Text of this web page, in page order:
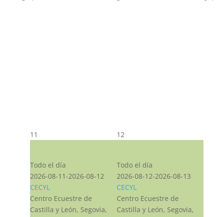
11
Todo el día
2026-08-11-2026-08-12
CECYL
Centro Ecuestre de
Castilla y León, Segovia,
12
Todo el día
2026-08-12-2026-08-13
CECYL
Centro Ecuestre de
Castilla y León, Segovia,